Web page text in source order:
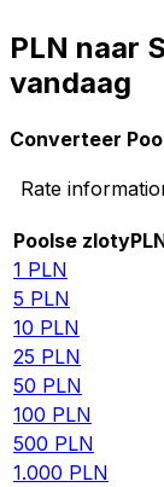
PLN naar
vandaag
Converteer
Rate
Poolse zloty
1 PLN
5 PLN
10 PLN
25 PLN
50 PLN
100 PLN
500 PLN
1.000 PLN